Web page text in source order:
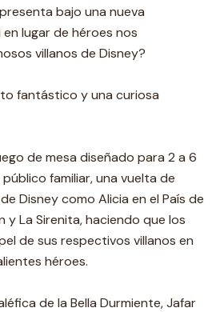
bajo una nueva
lugar de héroes nos
villanos de Disney?
fantástico y una curiosa
de mesa diseñado para 2 a 6
familiar, una vuelta de
Disney como Alicia en el País de
y La Sirenita, haciendo que los
de sus respectivos villanos en
héroes.
de la Bella Durmiente, Jafar